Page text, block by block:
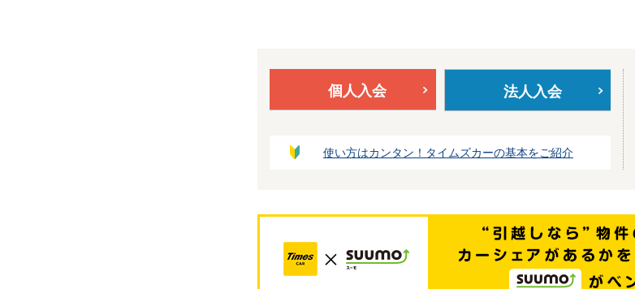
個人入会 法人入会
使い方はカンタン！タイムズカーの基本をご紹介